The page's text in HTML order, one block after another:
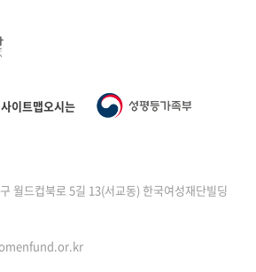
사이트맵오시는 길
월드컵북로 5길 13(서교동) 한국여성재단빌딩